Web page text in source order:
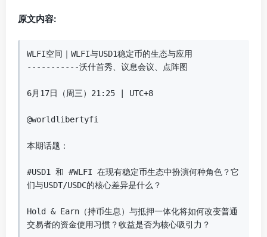
原文内容:
WLFI空间｜WLFI与USD1稳定币的生态与应用
-----------沃什首秀、议息会议、点阵图
6月17日（周三）21:25 | UTC+8
@worldlibertyfi
本期话题：
#USD1 和 #WLFI 在现有稳定币生态中扮演何种角色？它
们与USDT/USDC的核心差异是什么？
Hold & Earn（持币生息）与抵押一体化将如何改变普通
交易者的资金使用习惯？收益是否为核心吸引力？